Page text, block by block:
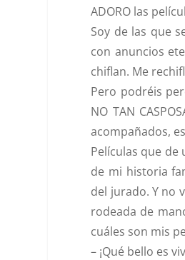
ADORO las
Soy de las que
con anuncios
chiflan. Me
Pero podréis
NO TAN
acompañados,
Películas que
de mi historia
del jurado. Y no
rodeada de
cuáles son mis
– ¡Qué bello es